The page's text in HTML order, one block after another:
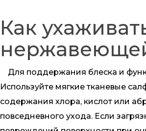
Как
Для поддержания блеска и
Используйте мягкие тканевые
содержания хлора, кислот или
повседневного ухода. Если